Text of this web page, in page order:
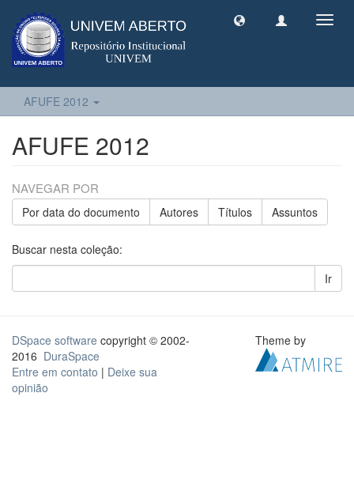
AFUFE 2012
AFUFE 2012
NAVEGAR POR
Por data do documento Autores Títulos Assuntos
Buscar nesta coleção:
Ir
DSpace software copyright © 2002-
2016 DuraSpace
Entre em contato | Deixe sua
opinião
Theme by